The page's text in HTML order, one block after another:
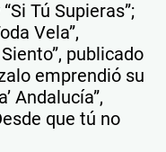
Tú Supieras”;
Vela”,
publicado
emprendió su
Andalucía”,
que tú no